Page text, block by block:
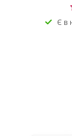
Є в